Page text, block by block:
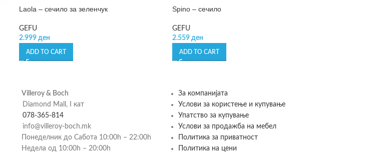
Laola – сечило за зеленчук
GEFU
2.999 ден
ADD TO CART
Spino – сечило
GEFU
2.559 ден
ADD TO CART
Villeroy & Boch
Diamond Mall, I кат
078-365-814
info@villeroy-boch.mk
Понеделник до Сабота 10:00h – 22:00h
Недела од 10:00h – 20:00h
За компанијата
Услови за користење и купување
Упатство за купување
Услови за продажба на мебел
Политика за приватност
Политика на цени